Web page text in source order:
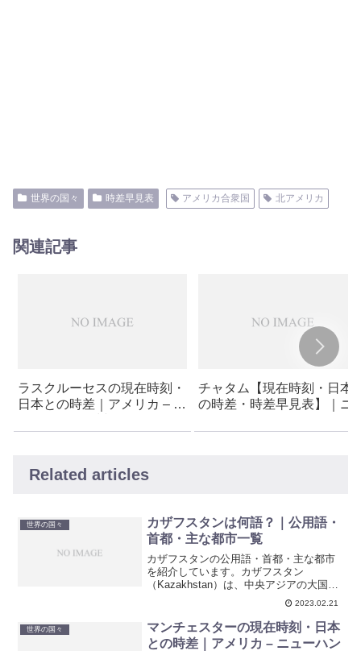
世界の国々 時差早見表 アメリカ合衆国 北アメリカ
関連記事
ラスクルーセスの現在時刻・
日本との時差｜アメリカ – ニ
セス
チャタム【現在時刻・日本
の時差・時差早見表】｜ニ
Related articles
世界の国々
カザフスタンは何語？｜公用語・
首都・主な都市一覧
カザフスタンの公用語・首都・主な都市
を紹介しています。カザフスタン
（Kazakhstan）は、中央アジアの大国。
人口は約1,800万人で、天然資源が豊富。
世界最大級の内陸国であり、農業、鉱
業、エネルギーなどの産業が発展してい
る。
2023.02.21
世界の国々
マンチェスターの現在時刻・日本
との時差｜アメリカ – ニューハン